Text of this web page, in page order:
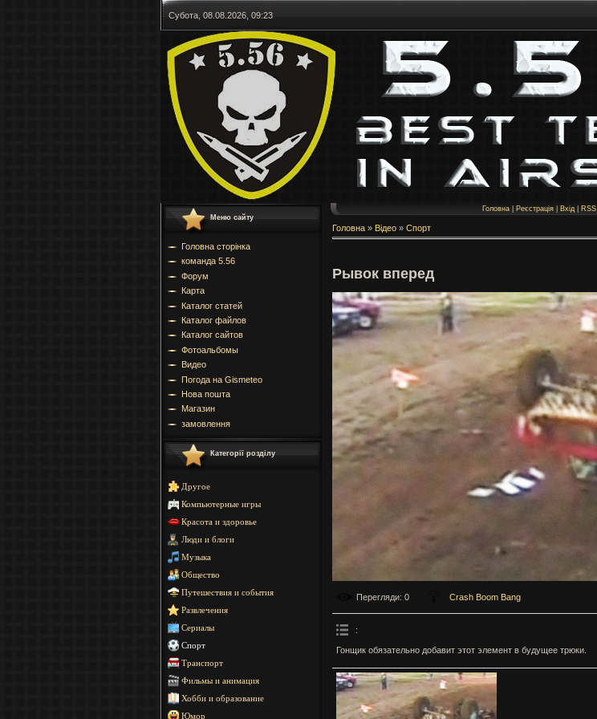
Субота, 08.08.2026, 09:23
Меню сайту
Головна сторінка
команда 5.56
Форум
Карта
Каталог статей
Каталог файлов
Каталог сайтов
Фотоальбомы
Видео
Погода на Gismeteo
Нова пошта
Магазин
замовлення
Категорії розділу
Другое
Компьютерные игры
Красота и здоровье
Люди и блоги
Музыка
Общество
Путешествия и события
Развлечения
Сериалы
Спорт
Транспорт
Фильмы и анимация
Хобби и образование
Юмор
Головна Реєстрація Вхід RSS
Головна » Відео » Спорт
Рывок вперед
Перегляди: 0 Crash Boom Bang
:
Гонщик обязательно добавит этот элемент в будущее трюки.